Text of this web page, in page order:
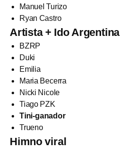
Manuel Turizo
Ryan Castro
Artista + Ido Argentina
BZRP
Duki
Emilia
Maria Becerra
Nicki Nicole
Tiago PZK
Tini-ganador
Trueno
Himno viral